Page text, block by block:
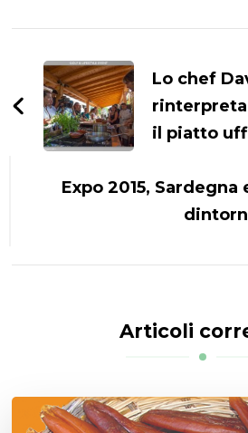
articoli
Lo chef
rinterpreta
il piatto
Expo 2015, Sardegna
Articoli